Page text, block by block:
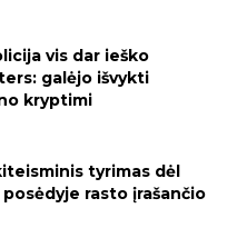
vis dar ieško
galėjo išvykti
kryptimi
tyrimas dėl
rasto įrašančio